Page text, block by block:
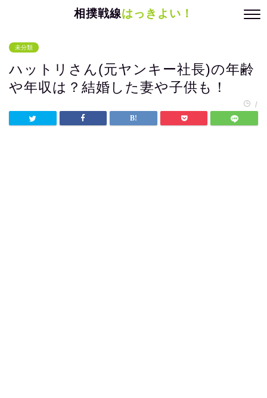
相撲戦線はっきよい！
未分類
ハットリさん(元ヤンキー社長)の年齢
や年収は？結婚した妻や子供も！
/